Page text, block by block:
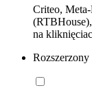
Criteo,
na